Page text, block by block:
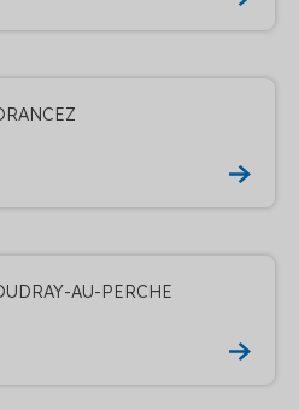
AU-PERCHE